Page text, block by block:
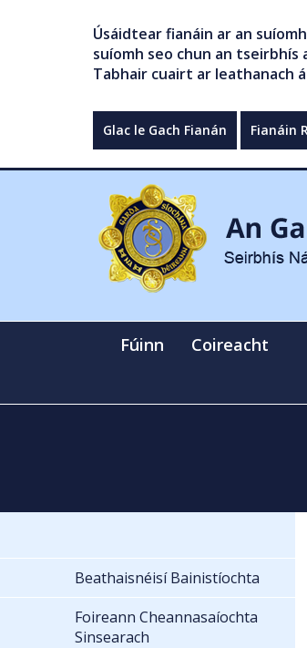
Úsáidtear fianáin ar an
suíomh seo chun an
Tabhair cuairt ar leathanach
Glac le Gach Fianán Fianáin
Fúinn Coireacht
Beathaisnéisí Bainistíochta
Foireann Cheannasaíochta
Sinsearach